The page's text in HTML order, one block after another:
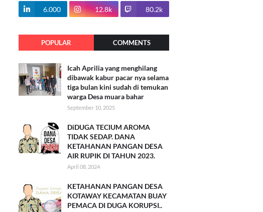
100.7k
6.000 12.8k 80.2k
POPULAR COMMENTS
Icah Aprilia yang menghilang
dibawak kabur pacar nya selama
tiga bulan kini sudah di temukan
warga Desa muara bahar
September 10, 2025
DiDUGA TECIUM AROMA
TIDAK SEDAP. DANA
KETAHANAN PANGAN DESA
AIR RUPIK DI TAHUN 2023.
April 08, 2024
KETAHANAN PANGAN DESA
KOTAWAY KECAMATAN BUAY
PEMACA DI DUGA KORUPSI..